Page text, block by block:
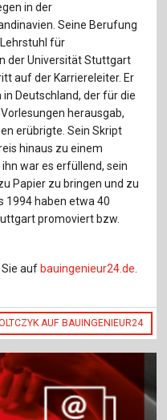
in der
Seine Berufung
für
der Universität Stuttgart
auf der Karriereleiter. Er
Deutschland, der für die
herausgab,
erübrigte. Sein Skript
hinaus zu einem
war es erfüllend, sein
Papier zu bringen und zu
1994 haben etwa 40
promoviert bzw.
Sie aufbauingenieur24.de
AUF BAUINGENIEUR24